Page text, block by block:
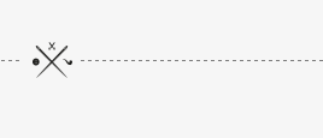
mehrere
Varianten